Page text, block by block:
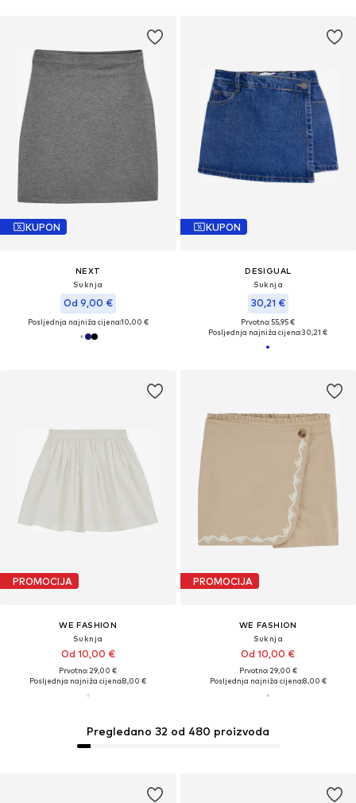
KUPON
NEXT
Suknja
Od 9,00 €
Posljednja najniža cijena:10,00 €
KUPON
DESIGUAL
Suknja
30,21 €
Prvotno: 55,95 €
Posljednja najniža cijena:30,21 €
PROMOCIJA
WE FASHION
Suknja
Od 10,00 €
Prvotno: 29,00 €
Posljednja najniža cijena:8,00 €
PROMOCIJA
WE FASHION
Suknja
Od 10,00 €
Prvotno: 29,00 €
Posljednja najniža cijena:8,00 €
Pregledano 32 od 480 proizvoda